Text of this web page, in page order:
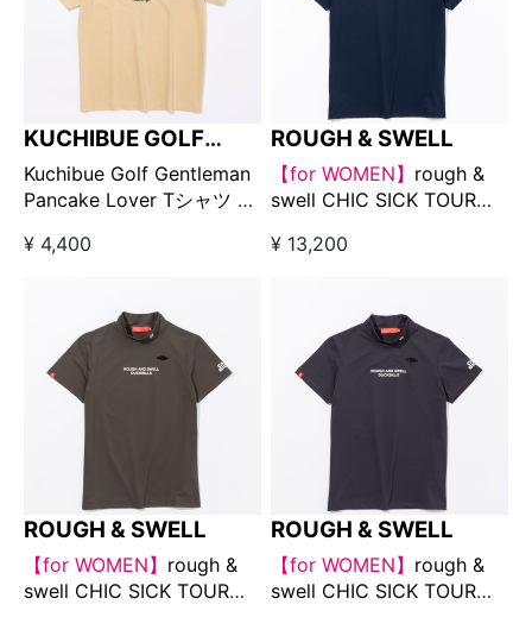
KUCHIBUE GOLF
GENTLEMAN
Kuchibue Golf Gentleman
Pancake Lover Tシャツ ベ
¥ 4,400
ROUGH & SWELL
【for WOMEN】 rough &
swell CHIC SICK TOUR
¥ 13,200
ROUGH & SWELL
【for WOMEN】 rough &
swell CHIC SICK TOUR
ROUGH & SWELL
【for WOMEN】 rough &
swell CHIC SICK TOUR